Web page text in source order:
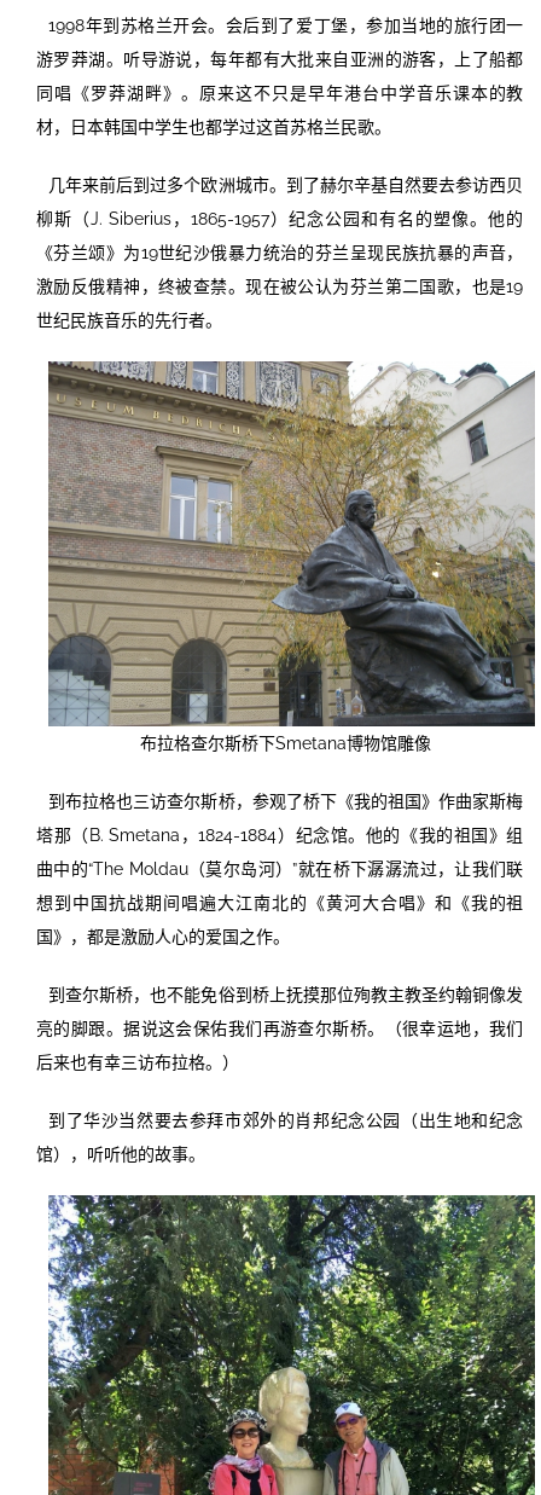
1998年到苏格兰开会。会后到了爱丁堡，参加当地的旅行团一
游罗莽湖。听导游说，每年都有大批来自亚洲的游客，上了船都
同唱《罗莽湖畔》。原来这不只是早年港台中学音乐课本的教
材，日本韩国中学生也都学过这首苏格兰民歌。
几年来前后到过多个欧洲城市。到了赫尔辛基自然要去参访西贝
柳斯（J. Siberius，1865-1957）纪念公园和有名的塑像。他的
《芬兰颂》为19世纪沙俄暴力统治的芬兰呈现民族抗暴的声音，
激励反俄精神，终被查禁。现在被公认为芬兰第二国歌，也是19
世纪民族音乐的先行者。
布拉格查尔斯桥下Smetana博物馆雕像
到布拉格也三访查尔斯桥，参观了桥下《我的祖国》作曲家斯梅
塔那（B. Smetana，1824-1884）纪念馆。他的《我的祖国》组
曲中的“The Moldau（莫尔岛河）”就在桥下潺潺流过，让我们联
想到中国抗战期间唱遍大江南北的《黄河大合唱》和《我的祖
国》，都是激励人心的爱国之作。
到查尔斯桥，也不能免俗到桥上抚摸那位殉教主教圣约翰铜像发
亮的脚跟。据说这会保佑我们再游查尔斯桥。（很幸运地，我们
后来也有幸三访布拉格。）
到了华沙当然要去参拜市郊外的肖邦纪念公园（出生地和纪念
馆），听听他的故事。